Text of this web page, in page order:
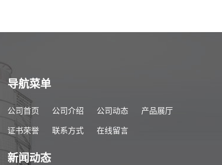
导航菜单
公司首页 公司介绍 公司动态 产品展厅
证书荣誉 联系方式 在线留言
新闻动态